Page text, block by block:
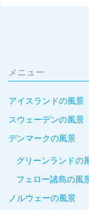
メニュー
アイスランドの風景
スウェーデンの風景
デンマークの風景
グリーンランドの
フェロー諸島の風
ノルウェーの風景